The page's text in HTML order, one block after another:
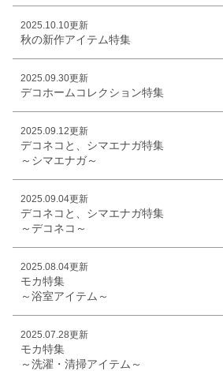
2025.10.10更新
秋の新作アイテム特集
2025.09.30更新
デコホームコレクション特集
2025.09.12更新
デコネコと、シマエナガ特集
～シマエナガ～
2025.09.04更新
デコネコと、シマエナガ特集
～デコネコ～
2025.08.04更新
モカ特集
～浴室アイテム～
2025.07.28更新
モカ特集
～洗濯・清掃アイテム～